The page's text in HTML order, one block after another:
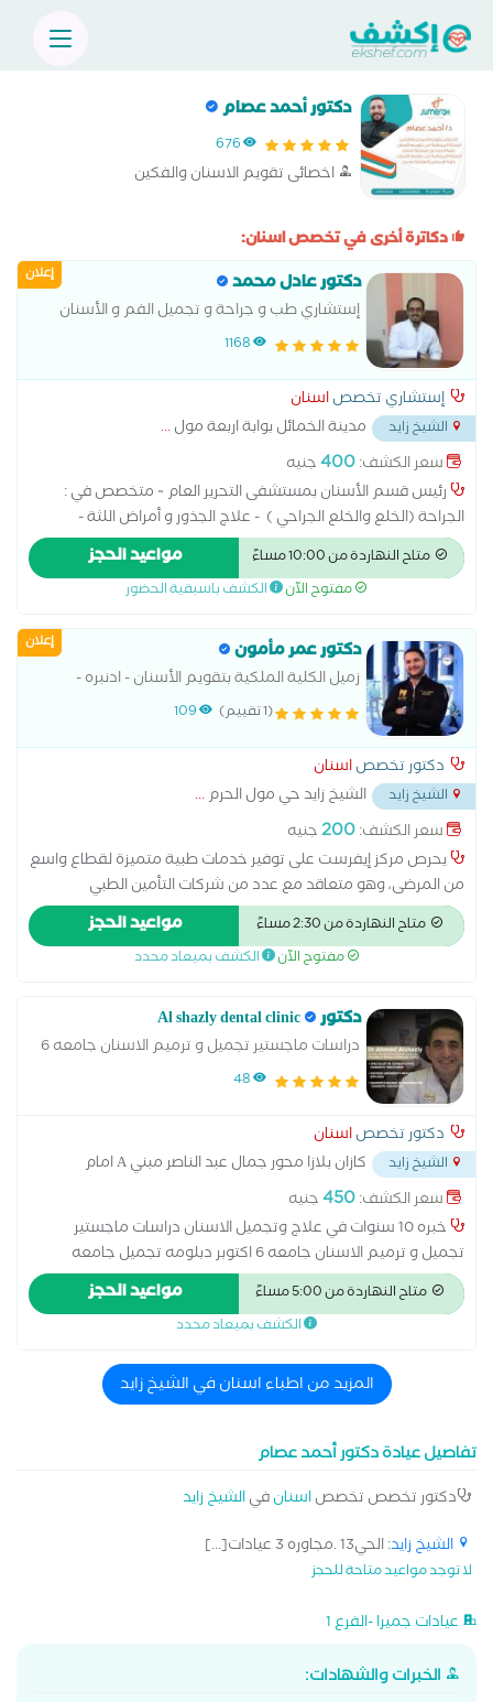
دكتور أحمد عصام
676
اخصائى تقويم الاسنان والفكين
دكاترة أخرى في تخصص اسنان:
إعلان دكتور عادل محمد
إستشاري طب و جراحة و تجميل الفم و الأسنان
1168
إستشاري تخصصاسنان
الشيخ زايد مدينة الخمائل بوابة اربعة مول...
سعر الكشف:400جنيه
رئيس قسم الأسنان بمستشفى التحرير العام ~ متخصص في :
الجراحة (الخلع والخلع الجراحي ) - علاج الجذور و أمراض اللثة -
حشوات الأسنان - التركيبات التعويضية والتجميلية ، الثابتة و المتحركة
- تبييض الأسنان
متاح النهاردة من 10:00 مساءً مواعيد الحجز
مفتوح الآن الكشف باسبقية الحضور
إعلان دكتور عمر مأمون
زميل الكلية الملكية بتقويم الأسنان - ادنبره -
بريطانيا
(1 تقييم) 109
دكتور تخصصاسنان
الشيخ زايد الشيخ زايد حي مول الحرم...
سعر الكشف:200جنيه
يحرص مركز إيفرست على توفير خدمات طبية متميزة لقطاع واسع
من المرضى، وهو متعاقد مع عدد من شركات التأمين الطبي
والنقابات، بما يتيح للمستفيدين الحصول على خدمات طب الأسنان
وفقًا لشروط التغطية المعتمدة لكل جهة متعاقدة.
متاح النهاردة من 2:30 مساءً مواعيد الحجز
مفتوح الآن الكشف بميعاد محدد
دكتور Al shazly dental clinic
دراسات ماجستير تجميل و ترميم الاسنان جامعه 6
اكتوبر دبلومه تجميل جامعه اكسفورد
48
دكتور تخصصاسنان
الشيخ زايد
كازان بلازا محور جمال عبد الناصر مبني A امام
مول العرب...
سعر الكشف:450جنيه
خبره 10 سنوات في علاج وتجميل الاسنان دراسات ماجستير
تجميل و ترميم الاسنان جامعه 6 اكتوبر دبلومه تجميل جامعه
اكسفورد
متاح النهاردة من 5:00 مساءً مواعيد الحجز
الكشف بميعاد محدد
المزيد من اطباء اسنان في الشيخ زايد
تفاصيل عيادة دكتور أحمد عصام
دكتور تخصص تخصصاسنانفيالشيخ زايد
الشيخ زايد: الحي13 .مجاوره 3 عيادات[...]
لا توجد مواعيد متاحة للحجز
عيادات جميرا -الفرع 1
الخبرات والشهادات: